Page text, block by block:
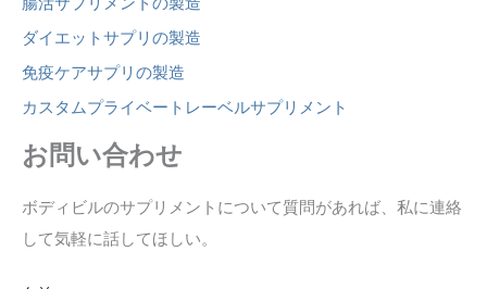
ダイエットサプリの製造
免疫ケアサプリの製造
カスタムプライベートレーベルサプリメント
お問い合わせ
ボディビルのサプリメントについて質問があれば、私に連絡
して気軽に話してほしい。